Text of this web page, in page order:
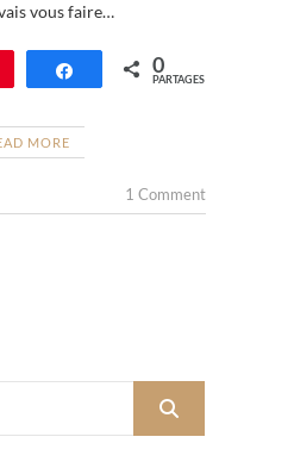
vous faire…
Partagez0
PARTAGES
MORE
1 Comment